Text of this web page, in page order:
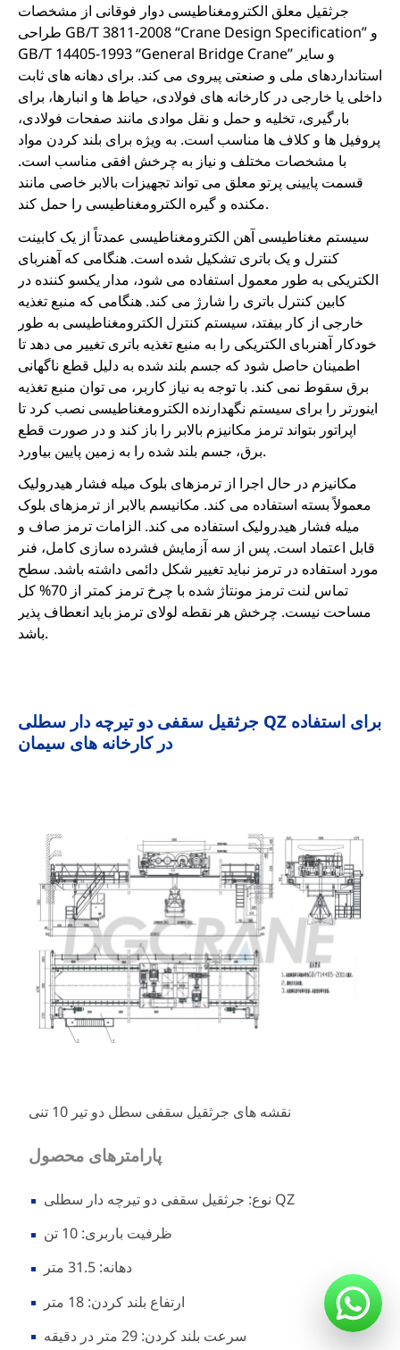
جرثقیل معلق الکترومغناطیسی دوار فوقانی از مشخصات
طراحی GB/T 3811-2008 “Crane Design Specification” و
GB/T 14405-1993 “General Bridge Crane” و سایر
استانداردهای ملی و صنعتی پیروی می کند. برای دهانه های ثابت
داخلی یا خارجی در کارخانه های فولادی، حیاط ها و انبارها، برای
بارگیری، تخلیه و حمل و نقل موادی مانند صفحات فولادی،
پروفیل ها و کلاف ها مناسب است. به ویژه برای بلند کردن مواد
با مشخصات مختلف و نیاز به چرخش افقی مناسب است.
قسمت پایینی پرتو معلق می تواند تجهیزات بالابر خاصی مانند
مکنده و گیره الکترومغناطیسی را حمل کند.
سیستم مغناطیسی آهن الکترومغناطیسی عمدتاً از یک کابینت
کنترل و یک باتری تشکیل شده است. هنگامی که آهنربای
الکتریکی به طور معمول استفاده می شود، مدار یکسو کننده در
کابین کنترل باتری را شارژ می کند. هنگامی که منبع تغذیه
خارجی از کار بیفتد، سیستم کنترل الکترومغناطیسی به طور
خودکار آهنربای الکتریکی را به منبع تغذیه باتری تغییر می دهد تا
اطمینان حاصل شود که جسم بلند شده به دلیل قطع ناگهانی
برق سقوط نمی کند. با توجه به نیاز کاربر، می توان منبع تغذیه
اینورتر را برای سیستم نگهدارنده الکترومغناطیسی نصب کرد تا
اپراتور بتواند ترمز مکانیزم بالابر را باز کند و در صورت قطع
برق، جسم بلند شده را به زمین پایین بیاورد.
مکانیزم در حال اجرا از ترمزهای بلوک میله فشار هیدرولیک
معمولاً بسته استفاده می کند. مکانیسم بالابر از ترمزهای بلوک
میله فشار هیدرولیک استفاده می کند. الزامات ترمز صاف و
قابل اعتماد است. پس از سه آزمایش فشرده سازی کامل، فنر
مورد استفاده در ترمز نباید تغییر شکل دائمی داشته باشد. سطح
تماس لنت ترمز مونتاژ شده با چرخ ترمز کمتر از 70% کل
مساحت نیست. چرخش هر نقطه لولای ترمز باید انعطاف پذیر
باشد.
جرثقیل سقفی دو تیرچه دار سطلی QZ برای استفاده
در کارخانه های سیمان
نقشه های جرثقیل سقفی سطل دو تیر 10 تنی
پارامترهای محصول
نوع: جرثقیل سقفی دو تیرچه دار سطلی QZ
ظرفیت باربری: 10 تن
دهانه: 31.5 متر
ارتفاع بلند کردن: 18 متر
سرعت بلند کردن: 29 متر در دقیقه